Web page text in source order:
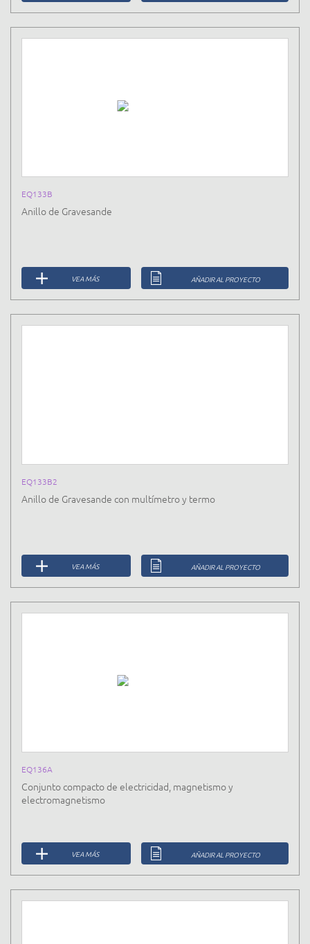
EQ133B
Anillo de Gravesande
VEA MÁS AÑADIR AL PROYECTO
EQ133B2
Anillo de Gravesande con multímetro y termo
VEA MÁS AÑADIR AL PROYECTO
EQ136A
Conjunto compacto de electricidad, magnetismo y
electromagnetismo
VEA MÁS AÑADIR AL PROYECTO